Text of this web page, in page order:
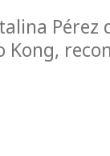
Pérez